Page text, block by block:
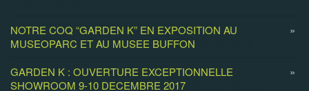
NOTRE COQ “GARDEN K” EN EXPOSITION AU
MUSEOPARC ET AU MUSEE BUFFON
GARDEN K : OUVERTURE EXCEPTIONNELLE
SHOWROOM 9-10 DECEMBRE 2017